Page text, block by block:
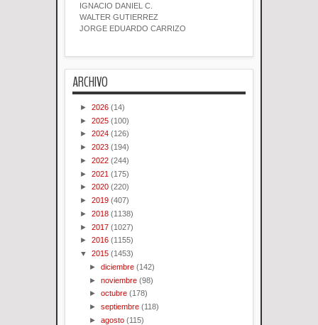
IGNACIO DANIEL C.
WALTER GUTIERREZ
JORGE EDUARDO CARRIZO
ARCHIVO
► 2026 (14)
► 2025 (100)
► 2024 (126)
► 2023 (194)
► 2022 (244)
► 2021 (175)
► 2020 (220)
► 2019 (407)
► 2018 (1138)
► 2017 (1027)
► 2016 (1155)
▼ 2015 (1453)
►diciembre (142)
►noviembre (98)
►octubre (178)
►septiembre (118)
►agosto (115)